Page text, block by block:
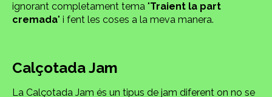
ignorant completament tema "Traient la part
cremada" i fent les coses a la meva manera.
Calçotada Jam
La Calçotada Jam és un tipus de jam diferent on no se